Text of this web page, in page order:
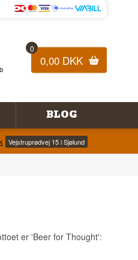
0
0,00 DKK
BLOG
Vejstruprødvej 15 i Sjølund
er 'Beer for Thought':